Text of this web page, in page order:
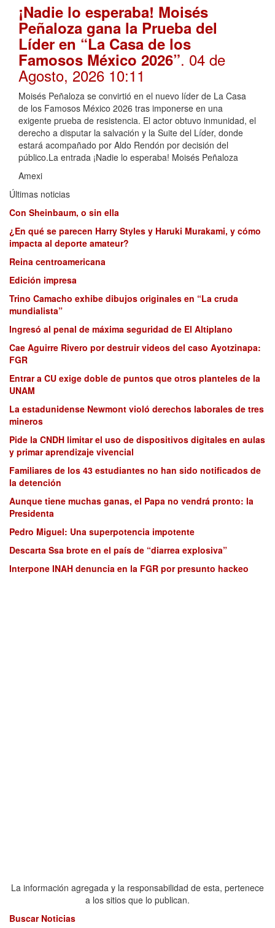
¡Nadie lo esperaba! Moisés
Peñaloza gana la Prueba del
Líder en “La Casa de los
Famosos México 2026”. 04 de
Agosto, 2026 10:11
Moisés Peñaloza se convirtió en el nuevo líder de La Casa
de los Famosos México 2026 tras imponerse en una
exigente prueba de resistencia. El actor obtuvo inmunidad, el
derecho a disputar la salvación y la Suite del Líder, donde
estará acompañado por Aldo Rendón por decisión del
público.La entrada ¡Nadie lo esperaba! Moisés Peñaloza
Amexi
Últimas noticias
Con Sheinbaum, o sin ella
¿En qué se parecen Harry Styles y Haruki Murakami, y cómo
impacta al deporte amateur?
Reina centroamericana
Edición impresa
Trino Camacho exhibe dibujos originales en “La cruda
mundialista”
Ingresó al penal de máxima seguridad de El Altiplano
Cae Aguirre Rivero por destruir videos del caso Ayotzinapa:
FGR
Entrar a CU exige doble de puntos que otros planteles de la
UNAM
La estadunidense Newmont violó derechos laborales de tres
mineros
Pide la CNDH limitar el uso de dispositivos digitales en aulas
y primar aprendizaje vivencial
Familiares de los 43 estudiantes no han sido notificados de
la detención
Aunque tiene muchas ganas, el Papa no vendrá pronto: la
Presidenta
Pedro Miguel: Una superpotencia impotente
Descarta Ssa brote en el país de “diarrea explosiva”
Interpone INAH denuncia en la FGR por presunto hackeo
La información agregada y la responsabilidad de esta, pertenece
a los sitios que lo publican.
Buscar Noticias